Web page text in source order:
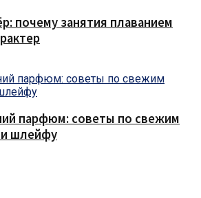
почему занятия плаванием
парфюм: советы по свежим
и шлейфу